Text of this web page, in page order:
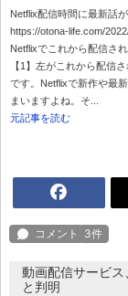
Netflix配信時間に最新話
https://otona-life.com/
Netflixでこれから配信さ
【1】左がこれから配信
です。Netflixで新作や最
まいますよね。そ...
元記事を読む
動画配信サービ
と判明